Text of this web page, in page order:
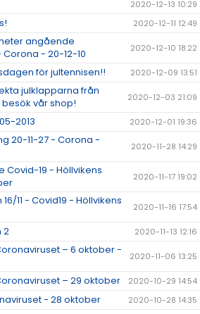
2020-12-13 10:29
2020-12-11 12:49
angående
- 20-12-10
2020-12-10 18:22
för jultennisen!! 2020-12-09 13:51
julklapparna från
vår shop!
2020-12-03 21:09
2013 2020-12-01 19:36
20-11-27 - Corona -
2020-11-28 14:29
19 - Höllvikens
2020-11-17 19:02
11 - Covid19 - Höllvikens
2020-11-16 17:54
2 2020-11-13 12:16
– 6 oktober -
2020-11-06 13:25
– 29 oktober 2020-10-29 14:54
- 28 oktober 2020-10-28 14:35